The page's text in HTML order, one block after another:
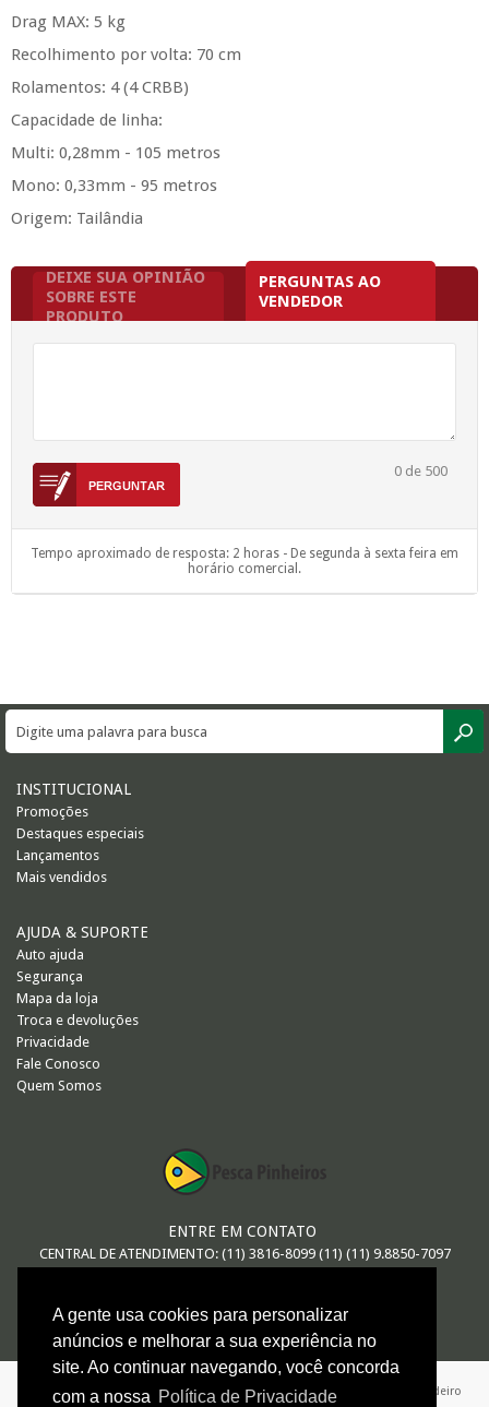
A gente usa cookies para personalizar
anúncios e melhorar a sua experiência no
site. Ao continuar navegando, você concorda
com a nossa Política de Privacidade
Drag MAX: 5 kg
Recolhimento por volta: 70 cm
Rolamentos: 4 (4 CRBB)
Capacidade de linha:
Multi: 0,28mm - 105 metros
Mono: 0,33mm - 95 metros
Origem: Tailândia
DEIXE SUA OPINIÃO
SOBRE ESTE
PRODUTO
PERGUNTAS AO
VENDEDOR
0 de 500
Tempo aproximado de resposta: 2 horas - De segunda à sexta feira em
horário comercial.
INSTITUCIONAL
Promoções
Destaques especiais
Lançamentos
Mais vendidos
AJUDA & SUPORTE
Auto ajuda
Segurança
Mapa da loja
Troca e devoluções
Privacidade
Fale Conosco
Quem Somos
ENTRE EM CONTATO
CENTRAL DE ATENDIMENTO: (11) 3816-8099 (11) (11) 9.8850-7097
vendas@pescapinheiros.com.br
ARTHUR MACEDO DE OLIVEIRA - ME / 08.547.552/0001-26 / Avenida Brigadeiro